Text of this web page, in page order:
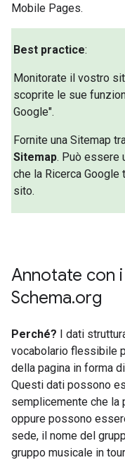
Mobile Pages.
Best practice:
Monitorate il vostro
scoprite le sue
Google".
Fornite una Sitemap
Sitemap. Può essere
che la Ricerca
sito.
Annotate con
Schema.org
Perché? I dati
vocabolario flessibile
della pagina in forma
Questi dati possono
semplicemente che la
oppure possono
sede, il nome del
gruppo musicale in